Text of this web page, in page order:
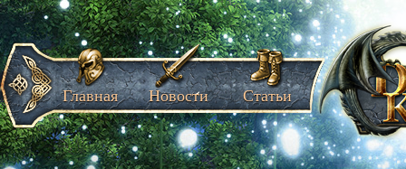
Главная Новости Статьи